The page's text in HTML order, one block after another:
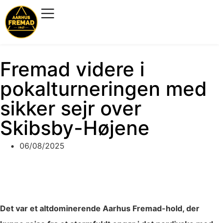
Fremad videre i
pokalturneringen med
sikker sejr over
Skibsby-Højene
06/08/2025
Det var et altdominerende Aarhus Fremad-hold, der